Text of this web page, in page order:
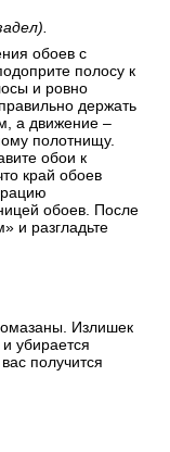
обоев с
полосу к
и ровно
держать
а движение –
полотнищу.
обои к
край обоев
обоев. После
и разгладьте
Излишек
убирается
получится